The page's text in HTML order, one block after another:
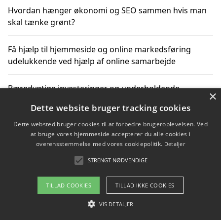
Hvordan hænger økonomi og SEO sammen hvis man
skal tænke grønt?
Få hjælp til hjemmeside og online markedsføring
udelukkende ved hjælp af online samarbejde
Bæredygtige investeringer og underholdende
Sådan kan online møder for virksomheder fremme
grønne investeringer
Copyright 2026 - Pilanto Aps
Om / kontakt
×
Dette website bruger tracking cookies
Dette websted bruger cookies til at forbedre brugeroplevelsen. Ved
at bruge vores hjemmeside accepterer du alle cookies i
overensstemmelse med vores cookiepolitik. Detaljer
STRENGT NØDVENDIGE
TILLAD COOKIES TILLAD IKKE COOKIES
VIS DETALJER